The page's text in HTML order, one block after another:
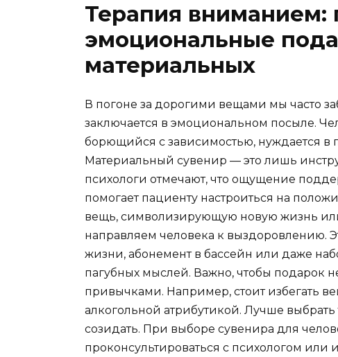
Терапия вниманием:
эмоциональные
материальных
В погоне за дорогими вещами мы часто
заключается в эмоциональном посыле.
борющийся с зависимостью, нуждается в
Материальный сувенир — это лишь
психологи отмечают, что ощущение
помогает пациенту настроиться на
вещь, символизирующую новую жизнь
направляем человека к выздоровлению.
жизни, абонемент в бассейн или даже
пагубных мыслей. Важно, чтобы подарок
привычками. Например, стоит избегать
алкогольной атрибутикой. Лучше выбрать
созидать. При выборе сувенира для
проконсультироваться с психологом или